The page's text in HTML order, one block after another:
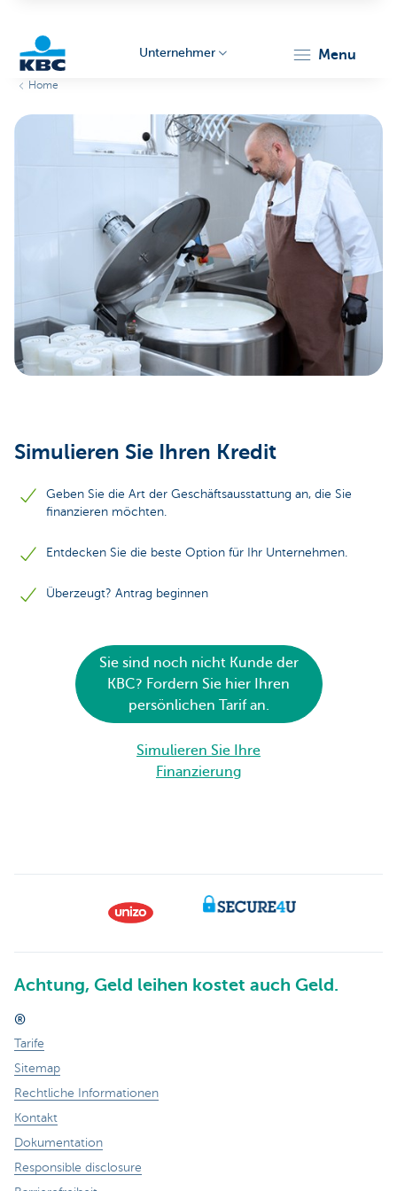
Unternehmer menu
Home
Simulieren Sie Ihren Kredit
Geben Sie die Art der Geschäftsausstattung an, die Sie
finanzieren möchten.
Entdecken Sie die beste Option für Ihr Unternehmen.
Überzeugt? Antrag beginnen
Sie sind noch nicht Kunde der
KBC? Fordern Sie hier Ihren
persönlichen Tarif an.
Simulieren Sie Ihre
Finanzierung
Achtung, Geld leihen kostet auch Geld.
®
Tarife
Sitemap
Rechtliche Informationen
Kontakt
Dokumentation
Responsible disclosure